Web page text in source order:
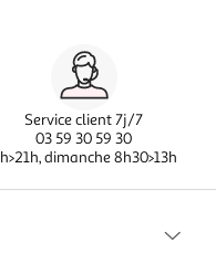
Service client 7j/7
03 59 30 59 30
dimanche 8h30>13h